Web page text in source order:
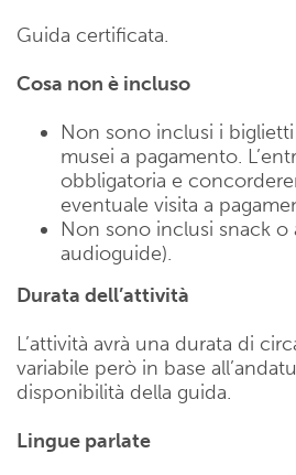
Guida certificata.
Cosa non è incluso
Non sono inclusi i
musei a pagamento.
obbligatoria e
eventuale visita a
Non sono inclusi snack o
audioguide).
Durata dell’attività
L’attività avrà una durata di
variabile però in base
disponibilità della guida.
Lingue parlate